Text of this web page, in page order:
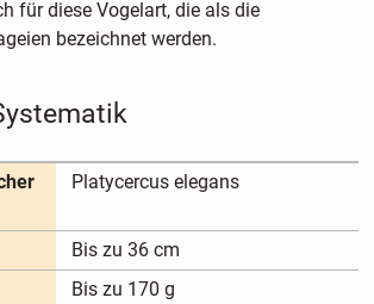
für diese Vogelart, die als die
bezeichnet werden.
Platycercus elegans
Bis zu 36 cm
Bis zu 170 g